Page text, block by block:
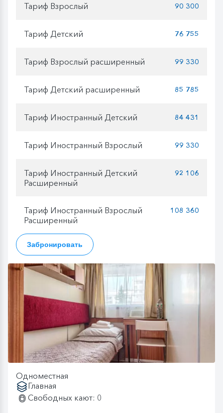
Тариф Взрослый 90 300
Тариф Детский 76 755
Тариф Взрослый расширенный 99 330
Тариф Детский расширенный 85 785
Тариф Иностранный Детский 84 431
Тариф Иностранный Взрослый 99 330
Тариф Иностранный Детский
Расширенный
92 106
Тариф Иностранный Взрослый
Расширенный
108 360
Забронировать
Одноместная
Главная
Свободных кают: 0